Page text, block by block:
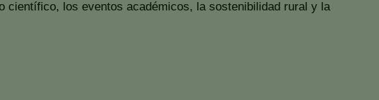
científico, los eventos académicos, la sostenibilidad rural y la